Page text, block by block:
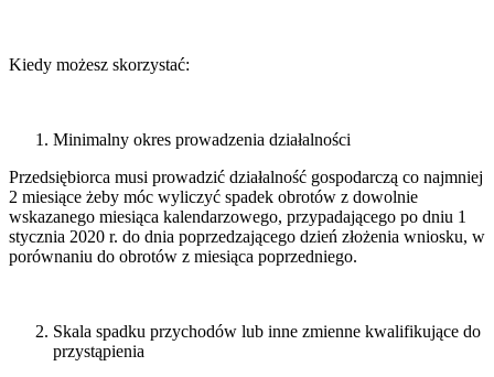
Kiedy możesz skorzystać:
Minimalny okres prowadzenia działalności
Przedsiębiorca musi prowadzić działalność gospodarczą co najmniej
2 miesiące żeby móc wyliczyć spadek obrotów z dowolnie
wskazanego miesiąca kalendarzowego, przypadającego po dniu 1
stycznia 2020 r. do dnia poprzedzającego dzień złożenia wniosku, w
porównaniu do obrotów z miesiąca poprzedniego.
Skala spadku przychodów lub inne zmienne kwalifikujące do
przystąpienia